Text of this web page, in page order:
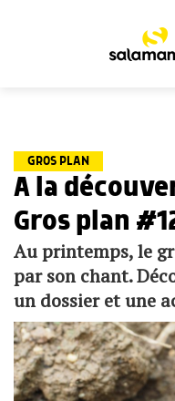
GROS PLAN
A la
Gros plan
Au printemps, le
par son chant.
un dossier et une